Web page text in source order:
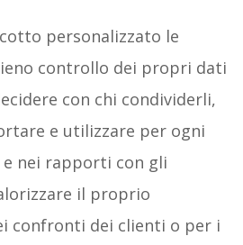
personalizzato le
controllo dei propri dati
con chi condividerli,
e utilizzare per ogni
e nei rapporti con gli
il proprio
confronti dei clienti o per i